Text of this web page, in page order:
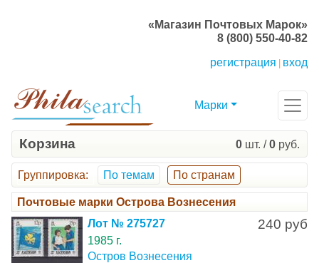
«Магазин Почтовых Марок»
8 (800) 550-40-82
регистрация
вход
Марки
Корзина 0 шт. /0 руб.
Группировка: По темам По странам
Почтовые марки Острова Вознесения
240 руб
Лот № 275727
1985 г.
Остров Вознесения